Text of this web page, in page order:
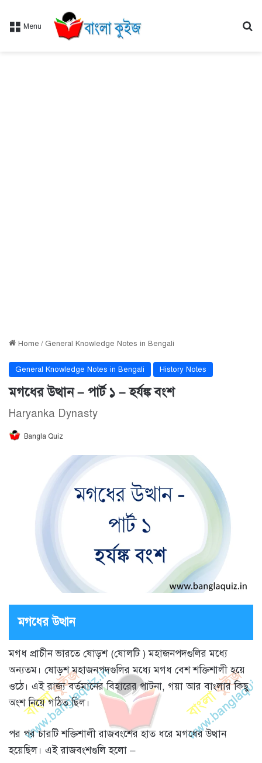
Menu
Home / General Knowledge Notes in Bengali
General Knowledge Notes in Bengali History Notes
মগধের উত্থান – পার্ট ১ – হর্যঙ্ক বংশ
Haryanka Dynasty
Bangla Quiz
মগধের উত্থান
মগধ প্রাচীন ভারতে ষোড়শ (ষোলটি ) মহাজনপদগুলির মধ্যে
অন্যতম। ষোড়শ মহাজনপদগুলির মধ্যে মগধ বেশ শক্তিশালী হয়ে
ওঠে। এই রাজ্য বর্তমানের বিহারের পাটনা, গয়া আর বাংলার কিছু
অংশ নিয়ে গঠিত ছিল।
পর পর চারটি শক্তিশালী রাজবংশের হাত ধরে মগধের উত্থান
হয়েছিল। এই রাজবংশগুলি হলো –